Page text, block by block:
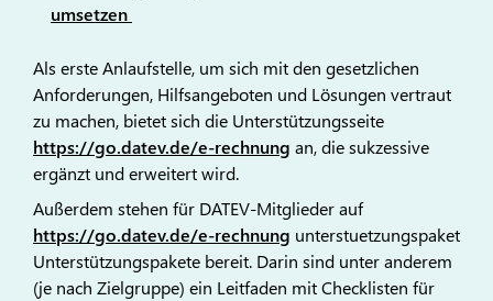
umsetzen
Als erste Anlaufstelle, um sich mit den gesetzlichen
Anforderungen, Hilfsangeboten und Lösungen vertraut
zu machen, bietet sich die Unterstützungsseite
https://go.datev.de/e-rechnung an, die sukzessive
ergänzt und erweitert wird.
Außerdem stehen für DATEV-Mitglieder auf
https://go.datev.de/e-rechnung unterstuetzungspaket
Unterstützungspakete bereit. Darin sind unter anderem
(je nach Zielgruppe) ein Leitfaden mit Checklisten für